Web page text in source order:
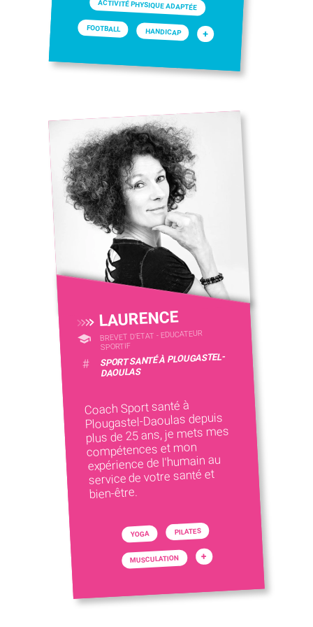
ACTIVITÉ PHYSIQUE ADAPTÉE
FOOTBALL HANDICAP +
LAURENCE
BREVET D'ETAT - EDUCATEUR
SPORTIF
# SPORT SANTÉ À PLOUGASTEL-
DAOULAS
Coach Sport santé à
Plougastel-Daoulas depuis
plus de 25 ans, je mets mes
compétences et mon
expérience de l'humain au
service de votre santé et
bien-être.
YOGA PILATES
MUSCULATION +